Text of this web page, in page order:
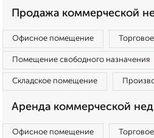
Продажа коммерческой
Офисное помещение
Помещение свободного назначения
Складское помещение
Аренда коммерческой
Офисное помещение